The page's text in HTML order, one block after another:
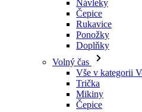
Volný čas
Vše v kategorii
Trička
Mikiny
Čepice
Triatlon
Vše v kategorii
Tílka
Kombinézy